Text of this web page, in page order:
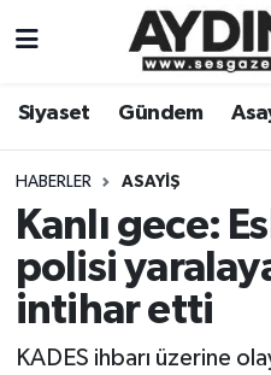
Siyaset Gündem
HABERLER ASAYIŞ
Kanlı gece:
polisi
intihar etti
KADES ihbarı üzerine
Gündem
Siyaset
Ekonomi
Aydın Hava Durumu
Aydin Namaz
Aydın Trafik Yoğunluk